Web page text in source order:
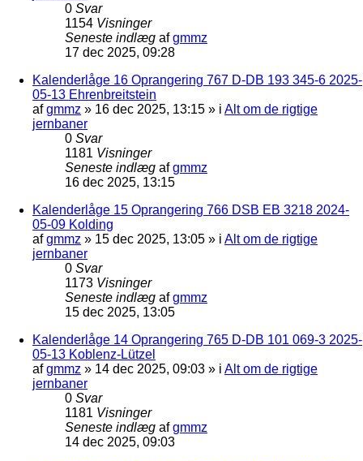
0 Svar
1154 Visninger
Seneste indlæg afgmmz
17 dec 2025, 09:28
Kalenderlåge 16 Oprangering 767 D-DB 193 345-6 2025-
05-13 Ehrenbreitstein
afgmmz » 16 dec 2025, 13:15 » i Alt om de rigtige
jernbaner
0 Svar
1181 Visninger
Seneste indlæg afgmmz
16 dec 2025, 13:15
Kalenderlåge 15 Oprangering 766 DSB EB 3218 2024-
05-09 Kolding
afgmmz » 15 dec 2025, 13:05 » i Alt om de rigtige
jernbaner
0 Svar
1173 Visninger
Seneste indlæg afgmmz
15 dec 2025, 13:05
Kalenderlåge 14 Oprangering 765 D-DB 101 069-3 2025-
05-13 Koblenz-Lützel
afgmmz » 14 dec 2025, 09:03 » i Alt om de rigtige
jernbaner
0 Svar
1181 Visninger
Seneste indlæg afgmmz
14 dec 2025, 09:03